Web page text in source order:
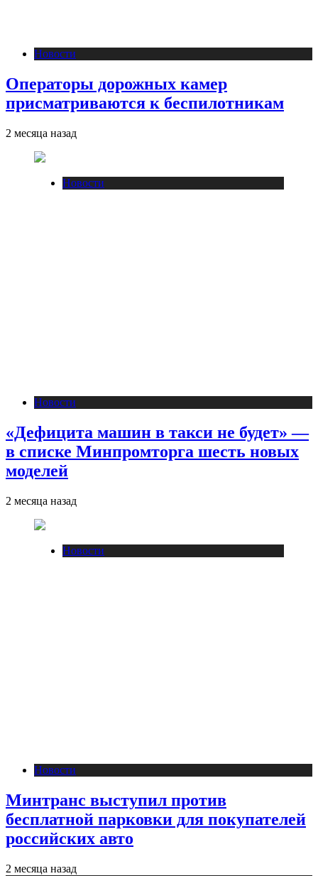
Новости
Операторы дорожных камер
присматриваются к беспилотникам
2 месяца назад
Новости
Новости
«Дефицита машин в такси не будет» —
в списке Минпромторга шесть новых
моделей
2 месяца назад
Новости
Новости
Минтранс выступил против
бесплатной парковки для покупателей
российских авто
2 месяца назад